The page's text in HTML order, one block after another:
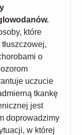
które
o
uczucie
tkankę
jest
doprowadzimy
w której